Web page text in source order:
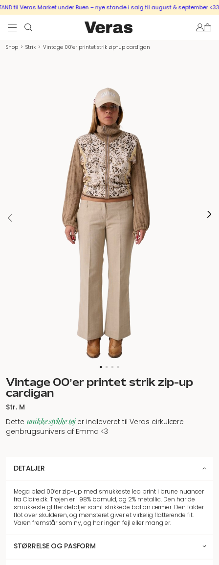
til Veras Market under Buen – nye stande i salg til august & september <333
Shop > Strik > Vintage 00’er printet strik zip-up cardigan
Vintage 00’er printet strik zip-up
cardigan
Str. M
Dette unikke stykke tøjer indleveret til Veras cirkulære
genbrugsunivers af Emma <3
DETALJER
Mega blød 00’er zip-up med smukkeste leo print i brune nuancer
fra Claire.dk. Trøjen er i 98% bomuld, og 2% metallic. Den har de
smukkeste glitter detaljer samt strikkede ballon ærmer. Den falder
flot over skulderen, og mønsteret giver et virkelig flatterende fit.
Varen fremstår som ny, og har ingen fejl eller mangler.
STØRRELSE OG PASFORM